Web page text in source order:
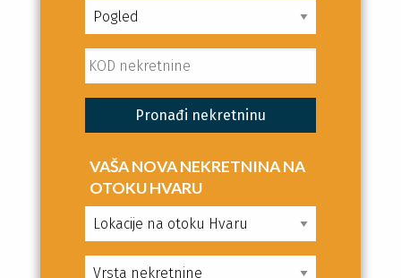
VAŠA NOVA NEKRETNINA NA
OTOKU HVARU